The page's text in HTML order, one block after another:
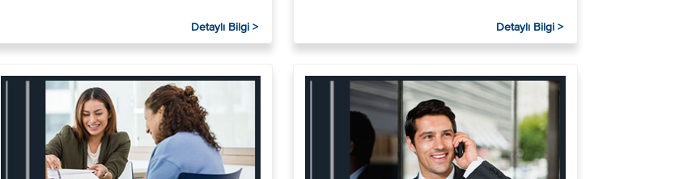
Detaylı Bilgi > Detaylı Bilgi >